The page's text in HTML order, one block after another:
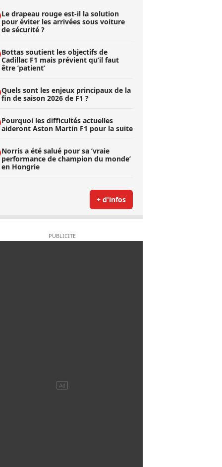
Le drapeau rouge est-il la solution
pour éviter les arrivées sous voiture
de sécurité ?
Bottas soutient les objectifs de
Cadillac F1 mais prévient qu’il faut
être ’patient’
Quels sont les enjeux principaux de la
fin de saison 2026 de F1 ?
Pourquoi les difficultés actuelles
aideront Aston Martin F1 pour la suite
Norris a été salué pour sa ’vraie
performance de champion du monde’
en Hongrie
+ d'infos